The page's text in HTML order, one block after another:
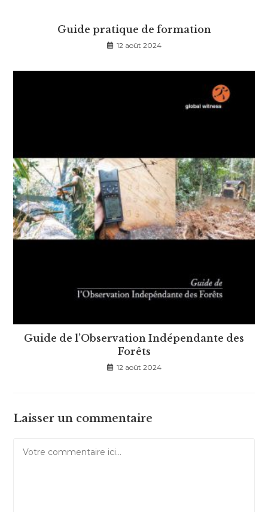
Guide pratique de formation
12 août 2024
Guide de l’Observation Indépendante des
Forêts
12 août 2024
Laisser un commentaire